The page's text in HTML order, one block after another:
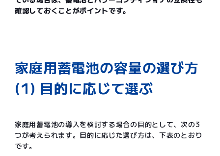
確認しておくことがポイントです。
家庭用蓄電池の容量の選び方
(1) 目的に応じて選ぶ
家庭用蓄電池の導入を検討する場合の目的として、次の3
つが考えられます。目的に応じた選び方は、下表のとおり
です。